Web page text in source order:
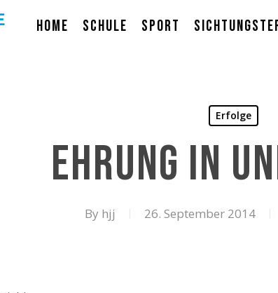
Home Schule Sport
Erfolge
Ehrung in
By hjj 26. September 2014